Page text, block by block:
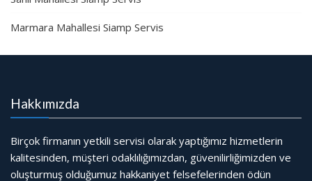
Marmara Mahallesi Siamp Servis
Hakkımızda
Birçok firmanın yetkili servisi olarak yaptığımız hizmetlerin
kalitesinden, müşteri odaklılığımızdan, güvenilirliğimizden ve
oluşturmuş olduğumuz hakkaniyet felsefelerinden ödün